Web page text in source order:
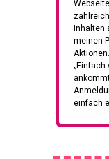
Webseite.
Inhalten
meinen
„Einfach
einfach